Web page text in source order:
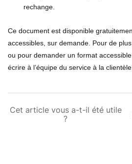
rechange.
Ce document est disponible
accessibles, sur demande. Pour de
ou pour demander un format
écrire à l’équipe du service à la clientèle.
Cet article vous a-t-il été utile
?